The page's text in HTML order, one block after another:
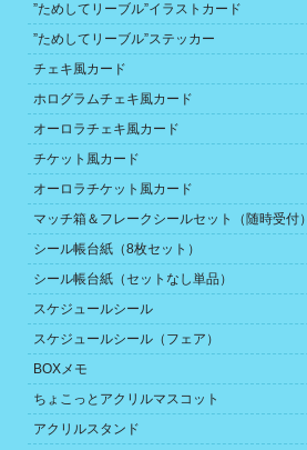
”ためしてリーブル”イラストカード
”ためしてリーブル”ステッカー
チェキ風カード
ホログラムチェキ風カード
オーロラチェキ風カード
チケット風カード
オーロラチケット風カード
マッチ箱＆フレークシールセット（随時受付）
シール帳台紙（8枚セット）
シール帳台紙（セットなし単品）
スケジュールシール
スケジュールシール（フェア）
BOXメモ
ちょこっとアクリルマスコット
アクリルスタンド